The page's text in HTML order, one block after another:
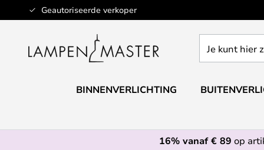
Geautoriseerde verkoper
Ga
naar
inhoud
kunt
zoeken
webwinkel
BINNENVERLICHTING
16% vanaf € 89 op